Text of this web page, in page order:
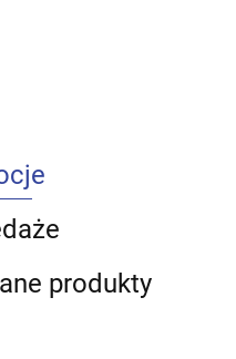
produkty